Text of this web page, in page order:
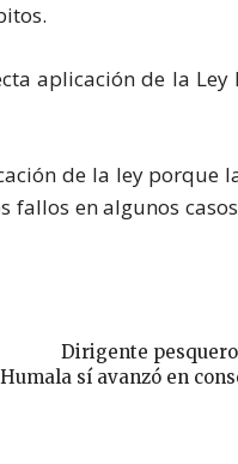
aplicación de la Ley
de la ley porque
fallos en algunos
Dirigente
Humala sí avanzó en